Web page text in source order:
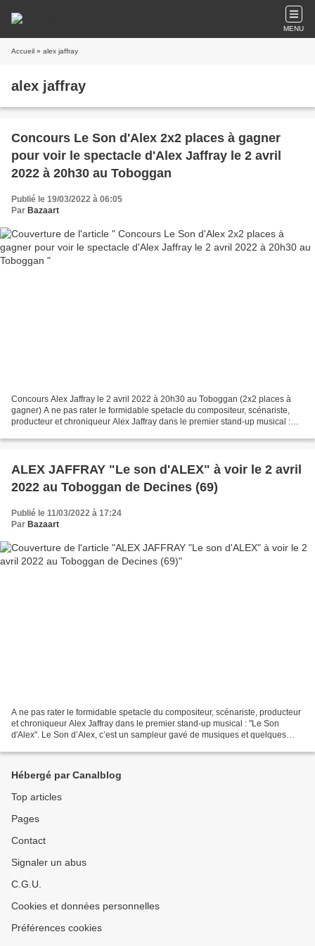
MENU
Accueil » alex jaffray
alex jaffray
Concours Le Son d'Alex 2x2 places à gagner
pour voir le spectacle d'Alex Jaffray le 2 avril
2022 à 20h30 au Toboggan
Publié le 19/03/2022 à 06:05
Par Bazaart
Concours Alex Jaffray le 2 avril 2022 à 20h30 au Toboggan (2x2 places à
gagner) A ne pas rater le formidable spetacle du compositeur, scénariste,
producteur et chroniqueur Alex Jaffray dans le premier stand-up musical :
ALEX JAFFRAY "Le son d'ALEX" à voir le 2 avril
2022 au Toboggan de Decines (69)
Publié le 11/03/2022 à 17:24
Par Bazaart
A ne pas rater le formidable spetacle du compositeur, scénariste, producteur
et chroniqueur Alex Jaffray dans le premier stand-up musical : "Le Son
d'Alex". Le Son d’Alex, c’est un sampleur gavé de musiques et quelques
Hébergé par Canalblog
Top articles
Pages
Contact
Signaler un abus
C.G.U.
Cookies et données personnelles
Préférences cookies